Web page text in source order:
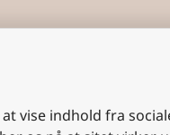
vise indhold fra